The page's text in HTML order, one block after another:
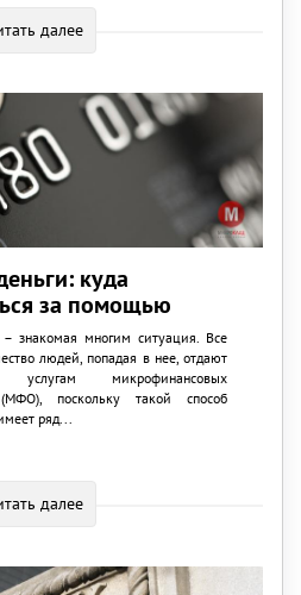
далее
куда
за помощью
знакомая многим ситуация. Все
людей, попадая в нее, отдают
услугам микрофинансовых
поскольку такой способ
ряд...
далее